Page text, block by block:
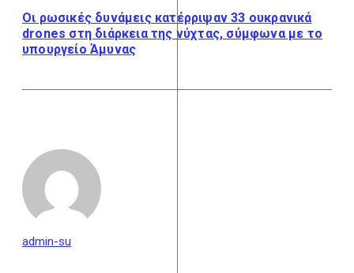
Οι ρωσικές δυνάμεις κατέρριψαν 33 ουκρανικά
drones στη διάρκεια της νύχτας, σύμφωνα με το
υπουργείο Άμυνας
admin-su